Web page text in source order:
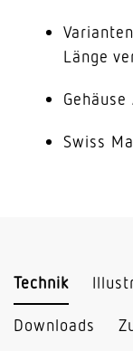
Länge
Swiss
Technik
Downloads